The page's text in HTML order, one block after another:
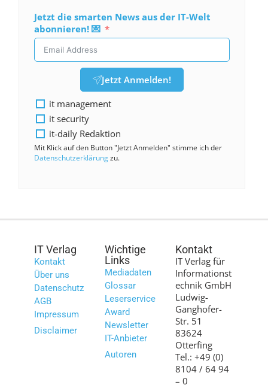
Jetzt die smarten News aus der IT-Welt
abonnieren! 💌
Jetzt Anmelden!
it management
it security
it-daily Redaktion
Mit Klick auf den Button "Jetzt Anmelden" stimme ich der
Datenschutzerklärungzu.
IT Verlag
Kontakt
Über uns
Datenschutz
AGB
Impressum
Disclaimer
Wichtige
Links
Mediadaten
Glossar
Leserservice
Award
Newsletter
IT-Anbieter
Autoren
Kontakt
IT Verlag für
Informationst
echnik GmbH
Ludwig-
Ganghofer-
Str. 51
83624
Otterfing
Tel.: +49 (0)
8104 / 64 94
– 0